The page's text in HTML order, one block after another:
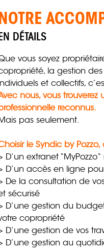
DÉTAILS
vous soyez
la gestion
et collectifs,
nous, vous
reconnus.
pas seulement.
le Syndic by Pozzo,
D’un extranet
D’un accès en ligne
De la consultation de
sécurisé
D’une gestion du
copropriété
D’une gestion de vos
D’une gestion au